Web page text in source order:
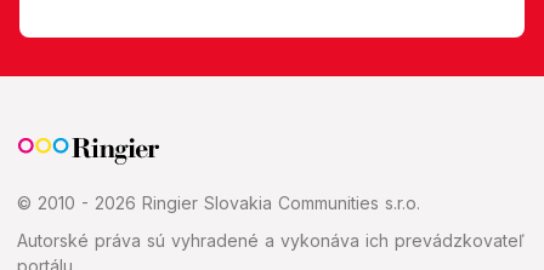
© 2010 - 2026 Ringier Slovakia Communities s.r.o.
Autorské práva sú vyhradené a vykonáva ich prevádzkovateľ
portálu.